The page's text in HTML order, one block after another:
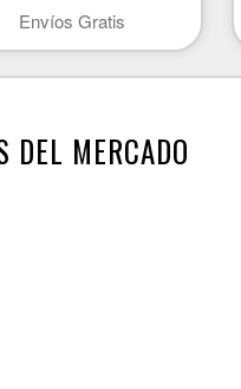
Envíos Gratis
DEL MERCADO